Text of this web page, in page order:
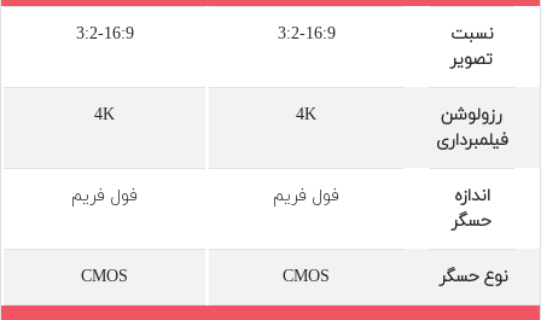
نسبت
تصویر
3:2-16:9
3:2-16:9
رزولوشن
فیلمبرداری
4K
4K
اندازه
حسگر
فول فریم فول فریم
نوع حسگر CMOS
CMOS